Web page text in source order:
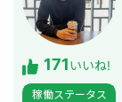
171いいね!
稼働ステータス